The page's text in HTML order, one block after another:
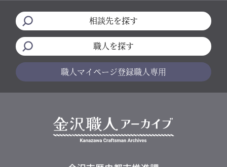
相談先を探す
職人を探す
職人マイページ登録職人専用